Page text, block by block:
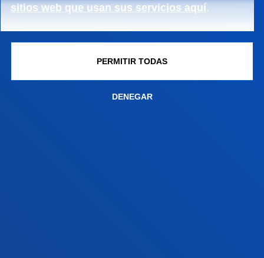
sitios web que usan sus servicios aquí.
PERMITIR TODAS
DENEGAR
Conoce el campus